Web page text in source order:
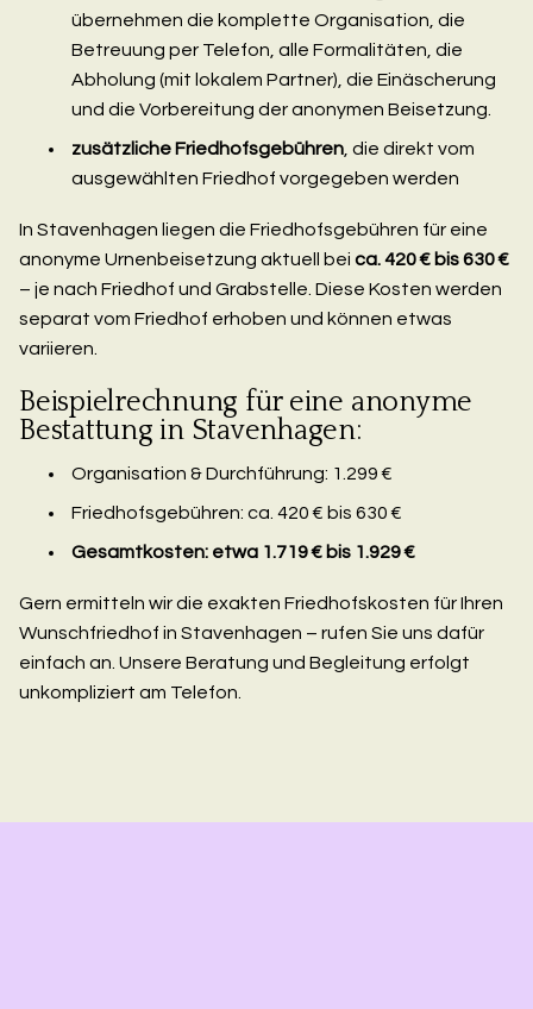
übernehmen die komplette Organisation, die
Betreuung per Telefon, alle Formalitäten, die
Abholung (mit lokalem Partner), die Einäscherung
und die Vorbereitung der anonymen Beisetzung.
zusätzliche Friedhofsgebühren, die direkt vom
ausgewählten Friedhof vorgegeben werden
In Stavenhagen liegen die Friedhofsgebühren für eine
anonyme Urnenbeisetzung aktuell bei ca. 420 € bis 630 €
– je nach Friedhof und Grabstelle. Diese Kosten werden
separat vom Friedhof erhoben und können etwas
variieren.
Beispielrechnung für eine anonyme
Bestattung in Stavenhagen:
Organisation & Durchführung: 1.299 €
Friedhofsgebühren: ca. 420 € bis 630 €
Gesamtkosten: etwa 1.719 € bis 1.929 €
Gern ermitteln wir die exakten Friedhofskosten für Ihren
Wunschfriedhof in Stavenhagen – rufen Sie uns dafür
einfach an. Unsere Beratung und Begleitung erfolgt
unkompliziert am Telefon.